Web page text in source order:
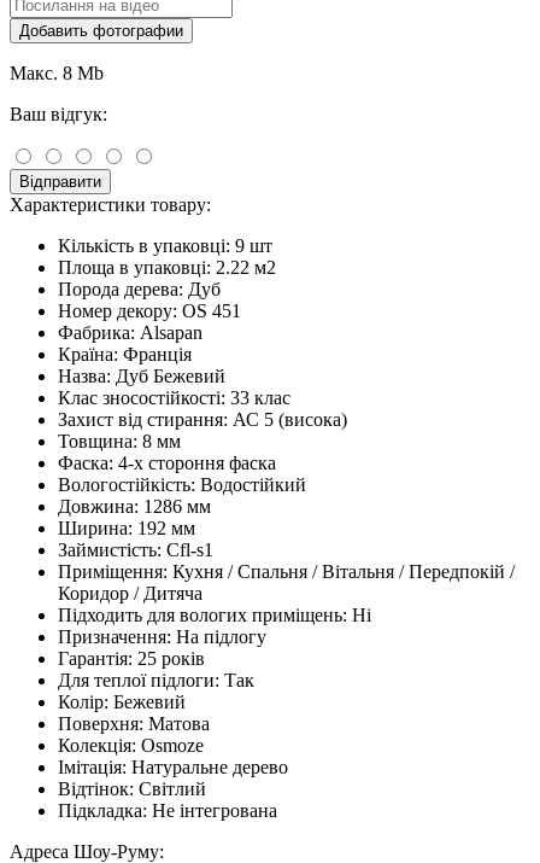
Добавить фотографии
Макс. 8 Mb
Ваш відгук:
Відправити
Характеристики товару:
Кількість в упаковці: 9 шт
Площа в упаковці: 2.22 м2
Порода дерева: Дуб
Номер декору: OS 451
Фабрика: Alsapan
Країна: Франція
Назва: Дуб Бежевий
Клас зносостійкості: 33 клас
Захист від стирання: АС 5 (висока)
Товщина: 8 мм
Фаска: 4-х стороння фаска
Вологостійкість: Водостійкий
Довжина: 1286 мм
Ширина: 192 мм
Займистість: Cfl-s1
Приміщення: Кухня / Спальня / Вітальня / Передпокій /
Коридор / Дитяча
Підходить для вологих приміщень: Ні
Призначення: На підлогу
Гарантія: 25 років
Для теплої підлоги: Так
Колір: Бежевий
Поверхня: Матова
Колекція: Osmoze
Імітація: Натуральне дерево
Відтінок: Світлий
Підкладка: Не інтегрована
Адреса Шоу-Руму: